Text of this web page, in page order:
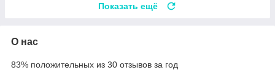
Показать ещё
О нас
83% положительных из 30 отзывов за год